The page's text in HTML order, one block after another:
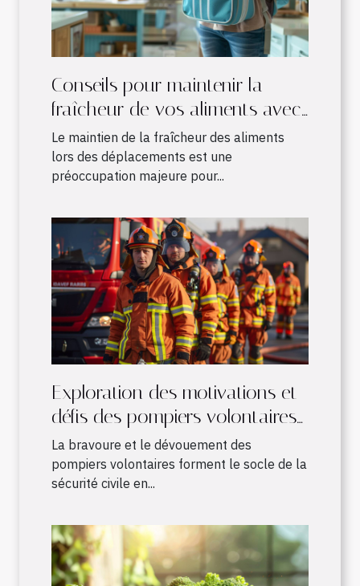
Conseils pour maintenir la
fraîcheur de vos aliments avec
un sac à dos isotherme
Le maintien de la fraîcheur des aliments
lors des déplacements est une
préoccupation majeure pour...
Exploration des motivations et
défis des pompiers volontaires
en France
La bravoure et le dévouement des
pompiers volontaires forment le socle de la
sécurité civile en...